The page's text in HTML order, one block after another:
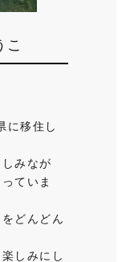
こ
に移住し
みなが
ていま
どんどん
しみにし